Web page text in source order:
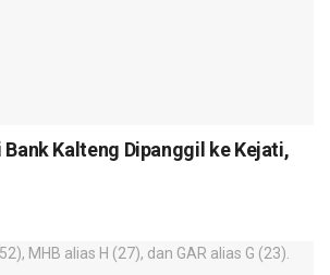
Kalteng Dipanggil ke Kejati,